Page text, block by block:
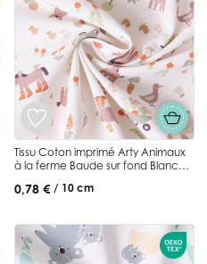
Tissu Coton imprimé Arty Animaux
à la ferme Baude sur fond Blanc
0,78 € / 10 cm